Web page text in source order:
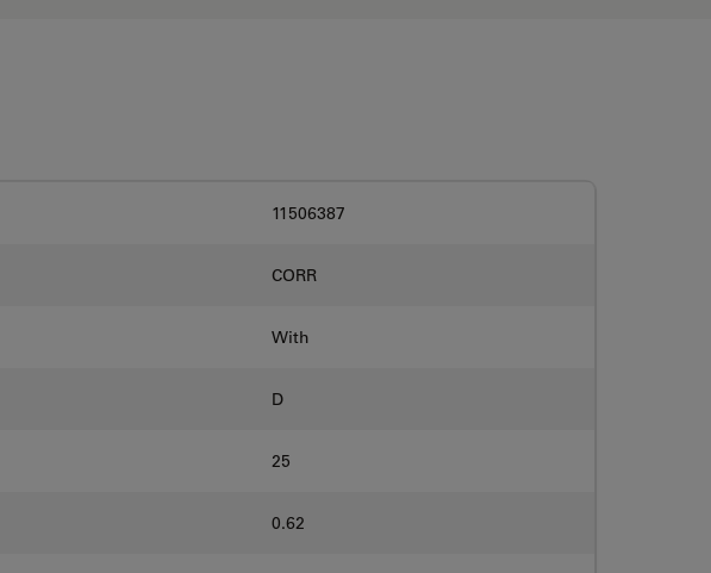
11506387
CORR
With
D
25
0.62